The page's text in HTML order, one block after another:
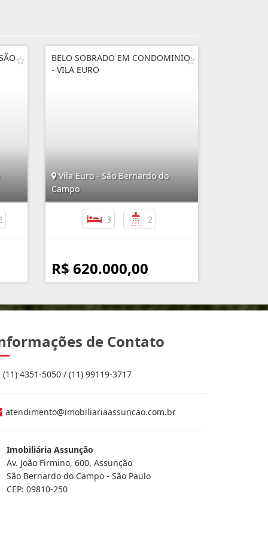
BELO SOBRADO EM CONDOMINIO
- VILA EURO
Vila Euro - São Bernardo do
Campo
3 2
R$ 620.000,00
de Contato
(11) 4351-5050 / (11) 99119-3717
atendimento@imobiliariaassuncao.com.br
Imobiliária Assunção
Av. João Firmino, 600, Assunção
São Bernardo do Campo - São Paulo
CEP: 09810-250